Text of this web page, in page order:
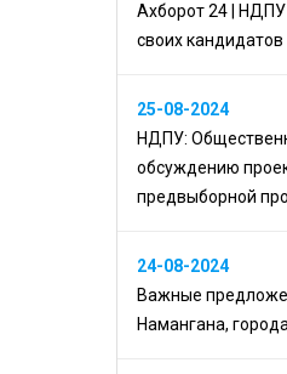
Ахборот 24 |
своих кандидатов
25-08-2024
НДПУ:
обсуждению
предвыборной
24-08-2024
Важные
Намангана,